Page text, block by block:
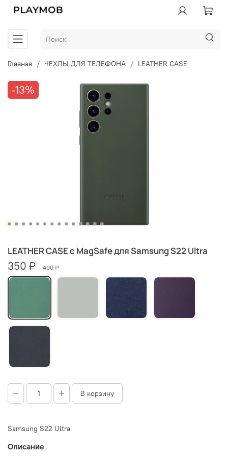
Главная ЧЕХЛЫ ДЛЯ ТЕЛЕФОНА LEATHER CASE
-13%
LEATHER CASE c MagSafe для Samsung S22 Ultra
350 ₽ 400 ₽
В корзину
Samsung S22 Ultra
Описание